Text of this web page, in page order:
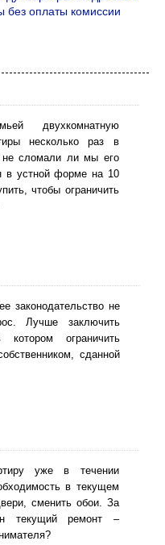
без оплаты комиссии
двухкомнатную
несколько раз в
не сломали ли мы его
в устной форме на 10
чтобы ограничить
законодательство не
Лучше заключить
ограничить
сданной
уже в течении
в текущем
сменить обои. За
текущий ремонт –